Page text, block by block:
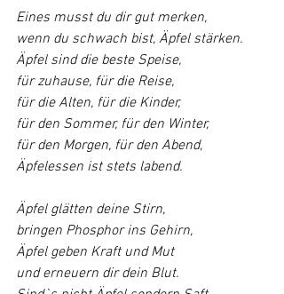
Eines musst du dir gut merken,
wenn du schwach bist, Äpfel stärken.
Äpfel sind die beste Speise,
für zuhause, für die Reise,
für die Alten, für die Kinder,
für den Sommer, für den Winter,
für den Morgen, für den Abend,
Äpfelessen ist stets labend.
Äpfel glätten deine Stirn,
bringen Phosphor ins Gehirn,
Äpfel geben Kraft und Mut
und erneuern dir dein Blut.